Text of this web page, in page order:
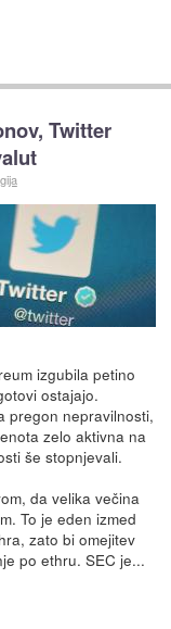
Twitter
izgubila petino
ostajajo.
pregon nepravilnosti,
zelo aktivna na
še stopnjevali.
da velika večina
To je eden izmed
zato bi omejitev
po ethru. SEC je...